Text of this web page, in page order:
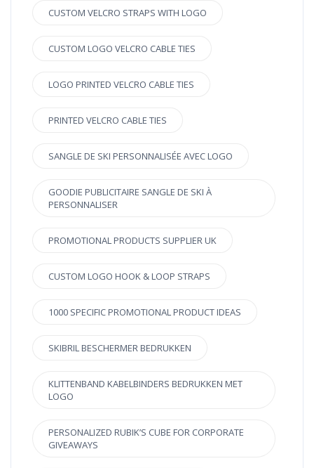
CUSTOM VELCRO STRAPS WITH LOGO
CUSTOM LOGO VELCRO CABLE TIES
LOGO PRINTED VELCRO CABLE TIES
PRINTED VELCRO CABLE TIES
SANGLE DE SKI PERSONNALISÉE AVEC LOGO
GOODIE PUBLICITAIRE SANGLE DE SKI À
PERSONNALISER
PROMOTIONAL PRODUCTS SUPPLIER UK
CUSTOM LOGO HOOK & LOOP STRAPS
1000 SPECIFIC PROMOTIONAL PRODUCT IDEAS
SKIBRIL BESCHERMER BEDRUKKEN
KLITTENBAND KABELBINDERS BEDRUKKEN MET
LOGO
PERSONALIZED RUBIK’S CUBE FOR CORPORATE
GIVEAWAYS